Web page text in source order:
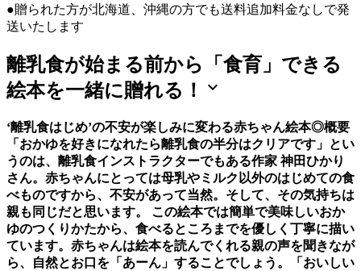
●贈られた方が北海道、沖縄の方でも送料追加料金なしで発
送いたします
離乳食が始まる前から「食育」できる
絵本を一緒に贈れる！
expand_more
‘離乳食はじめ’の不安が楽しみに変わる赤ちゃん絵本◎概要
「おかゆを好きになれたら離乳食の半分はクリアです」とい
うのは、離乳食インストラクターでもある作家 神田ひかり
さん。赤ちゃんにとっては母乳やミルク以外のはじめての食
べものですから、不安があって当然。そして、その気持ちは
親も同じだと思います。 この絵本では簡単で美味しいおか
ゆのつくりかたから、食べるところまでを優しく丁寧に描い
ています。赤ちゃんは絵本を読んでくれる親の声を聞きなが
ら、自然とお口を「あーん」することでしょう。「おいしい